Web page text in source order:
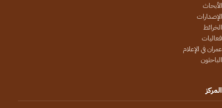
الأبحاث
الإصدارات
الخرائط
فعاليات
عمران في الإعلام
الباحثون
المركز